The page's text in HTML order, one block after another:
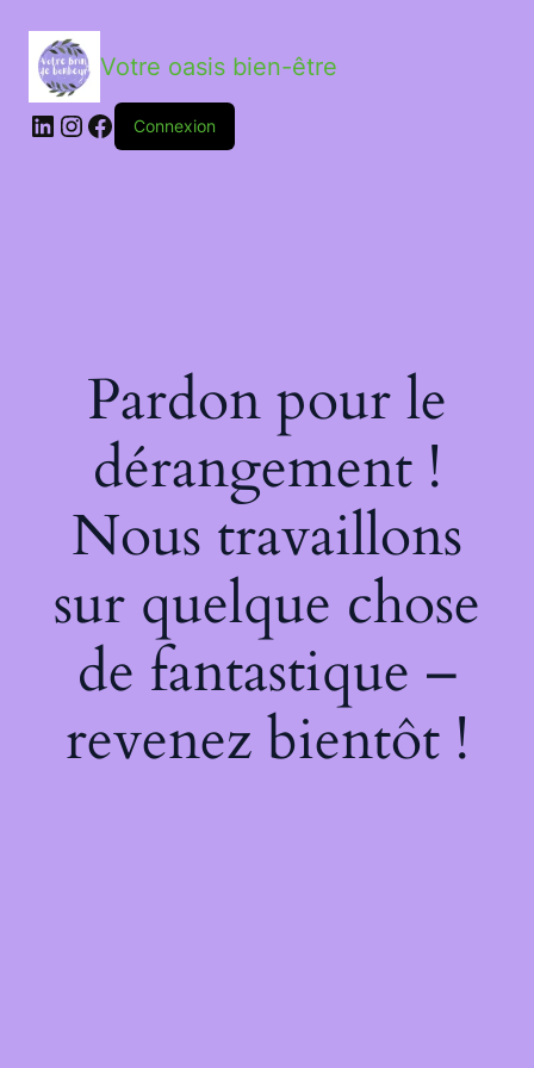
Votre oasis bien-être
LinkedIn
Instagram
Facebook
Connexion
Pardon pour le
dérangement !
Nous travaillons
sur quelque chose
de fantastique –
revenez bientôt !